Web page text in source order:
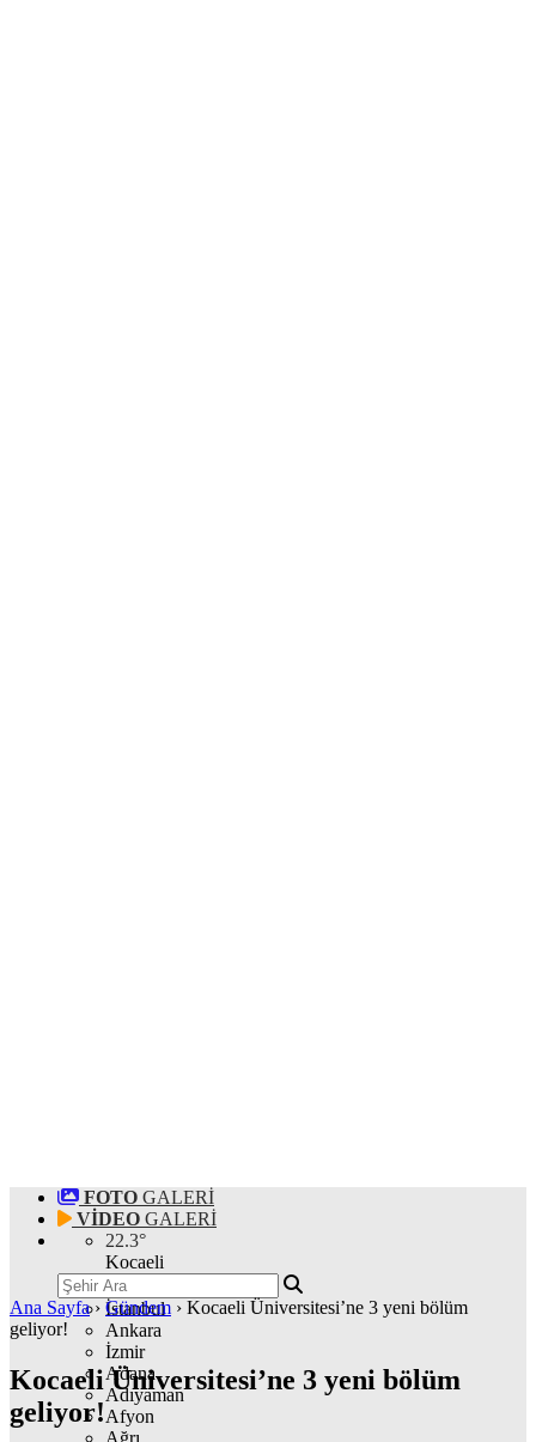
FOTO GALERİ
VİDEO GALERİ
22.3°
Kocaeli
İstanbul
Ankara
İzmir
Adana
Adıyaman
Afyon
Ağrı
Ana Sayfa› Gündem › Kocaeli Üniversitesi’ne 3 yeni bölüm
geliyor!
Kocaeli Üniversitesi’ne 3 yeni bölüm
geliyor!